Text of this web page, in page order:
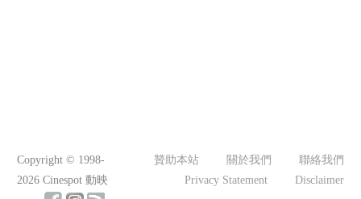
贊助本站 關於我們
聯絡我們
Privacy Statement
Disclaimer
Copyright © 1998-
2026 Cinespot 動映